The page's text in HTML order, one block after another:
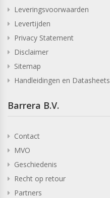
Leveringsvoorwaarden
Levertijden
Privacy Statement
Disclaimer
Sitemap
Handleidingen en Datasheets
Barrera B.V.
Contact
MVO
Geschiedenis
Recht op retour
Partners